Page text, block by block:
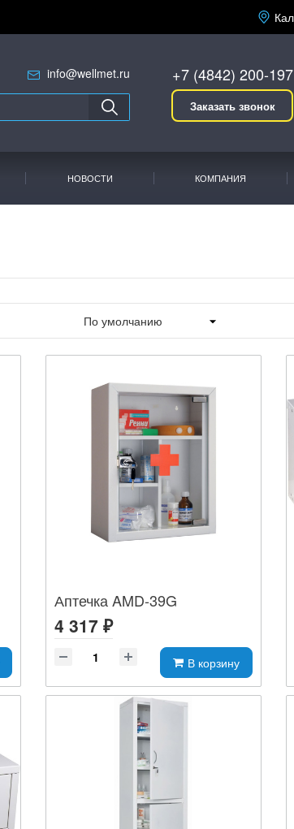
info@wellmet.ru +7 (4842) 200-197
Заказать звонок
НОВОСТИ КОМПАНИЯ
Аптечка AMD-39G
4 317 ₽
В корзину